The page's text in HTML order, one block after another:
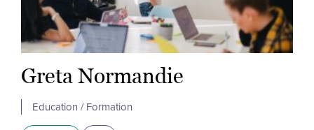
Greta Normandie
Education / Formation